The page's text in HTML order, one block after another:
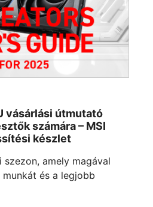
vásárlási útmutató
számára – MSI
készlet
szezon, amely magával
és a legjobb